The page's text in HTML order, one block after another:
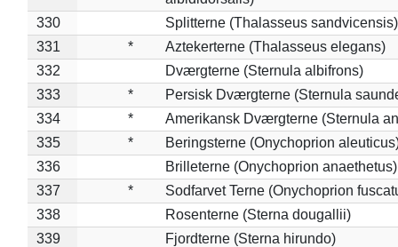
330
Splitterne (Thalasseus sandvicensis)
331
*
Aztekerterne (Thalasseus elegans)
332
Dværgterne (Sternula albifrons)
333
*
Persisk Dværgterne (Sternula
334
*
Amerikansk Dværgterne (Sternula
335
*
Beringsterne (Onychoprion
336
Brilleterne (Onychoprion anaethetus)
337
*
Sodfarvet Terne (Onychoprion
338
Rosenterne (Sterna dougallii)
339
Fjordterne (Sterna hirundo)